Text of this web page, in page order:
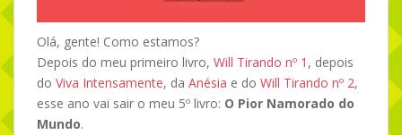
Olá, gente! Como estamos?
Depois do meu primeiro livro, Will Tirando nº 1 , depois
do Viva Intensamente, da Anésia e do Will Tirando nº 2,
esse ano vai sair o meu 5º livro: O Pior Namorado do
Mundo.